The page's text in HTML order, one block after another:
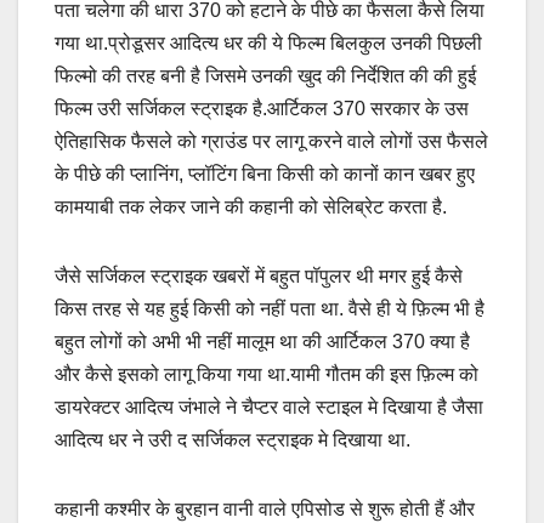
पता चलेगा की धारा 370 को हटाने के पीछे का फैसला कैसे लिया
गया था.प्रोडूसर आदित्य धर की ये फिल्म बिलकुल उनकी पिछली
फिल्मो की तरह बनी है जिसमे उनकी खुद की निर्देशित की की हुई
फिल्म उरी सर्जिकल स्ट्राइक है.आर्टिकल 370 सरकार के उस
ऐतिहासिक फैसले को ग्राउंड पर लागू करने वाले लोगों उस फैसले
के पीछे की प्लानिंग, प्लॉटिंग बिना किसी को कानों कान खबर हुए
कामयाबी तक लेकर जाने की कहानी को सेलिब्रेट करता है.
जैसे सर्जिकल स्ट्राइक खबरों में बहुत पॉपुलर थी मगर हुई कैसे
किस तरह से यह हुई किसी को नहीं पता था. वैसे ही ये फ़िल्म भी है
बहुत लोगों को अभी भी नहीं मालूम था की आर्टिकल 370 क्या है
और कैसे इसको लागू किया गया था.यामी गौतम की इस फ़िल्म को
डायरेक्टर आदित्य जंभाले ने चैप्टर वाले स्टाइल मे दिखाया है जैसा
आदित्य धर ने उरी द सर्जिकल स्ट्राइक मे दिखाया था.
कहानी कश्मीर के बुरहान वानी वाले एपिसोड से शुरू होती हैं और